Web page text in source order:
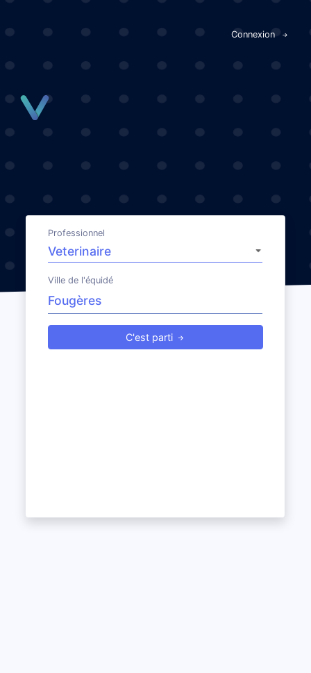
Connexion
Professionnel
Ville de l'équidé
C'est parti